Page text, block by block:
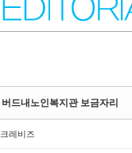
버드내노인복지관 보금자리
크레비즈